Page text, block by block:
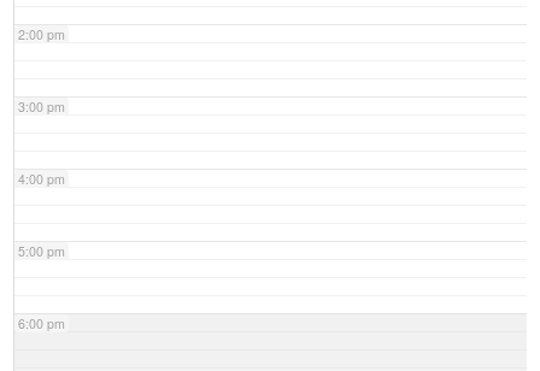
2:00 pm
3:00 pm
4:00 pm
5:00 pm
6:00 pm